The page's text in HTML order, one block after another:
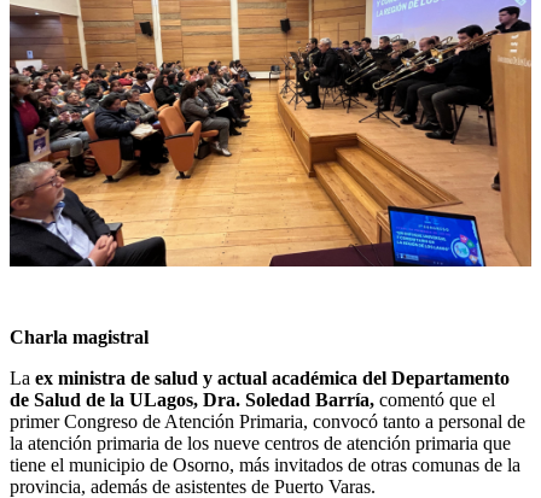
Charla magistral
La ex ministra de salud y actual académica del Departamento
de Salud de la ULagos, Dra. Soledad Barría, comentó que el
primer Congreso de Atención Primaria, convocó tanto a personal de
la atención primaria de los nueve centros de atención primaria que
tiene el municipio de Osorno, más invitados de otras comunas de la
provincia, además de asistentes de Puerto Varas.